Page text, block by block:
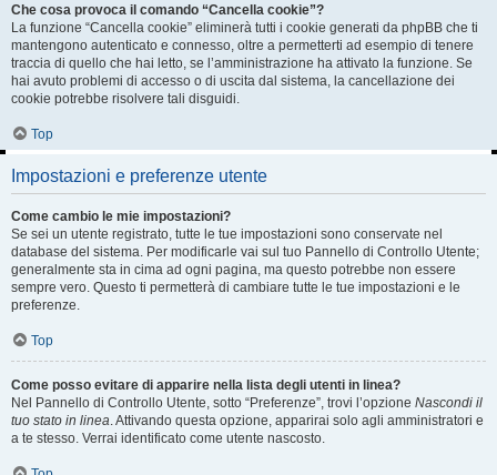
Che cosa provoca il comando “Cancella cookie”?
La funzione “Cancella cookie” eliminerà tutti i cookie generati da phpBB che ti
mantengono autenticato e connesso, oltre a permetterti ad esempio di tenere
traccia di quello che hai letto, se l’amministrazione ha attivato la funzione. Se
hai avuto problemi di accesso o di uscita dal sistema, la cancellazione dei
cookie potrebbe risolvere tali disguidi.
Top
Impostazioni e preferenze utente
Come cambio le mie impostazioni?
Se sei un utente registrato, tutte le tue impostazioni sono conservate nel
database del sistema. Per modificarle vai sul tuo Pannello di Controllo Utente;
generalmente sta in cima ad ogni pagina, ma questo potrebbe non essere
sempre vero. Questo ti permetterà di cambiare tutte le tue impostazioni e le
preferenze.
Top
Come posso evitare di apparire nella lista degli utenti in linea?
Nel Pannello di Controllo Utente, sotto “Preferenze”, trovi l’opzione Nascondi il
tuo stato in linea . Attivando questa opzione, apparirai solo agli amministratori e
a te stesso. Verrai identificato come utente nascosto.